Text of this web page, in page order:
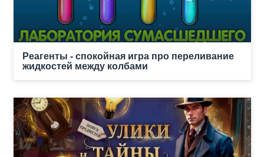
Реагенты - спокойная игра про переливание
жидкостей между колбами